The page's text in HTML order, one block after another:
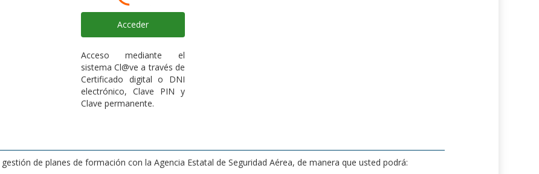
Acceder
Acceso mediante el
sistema Cl@ve a través de
Certificado digital o DNI
electrónico, Clave PIN y
Clave permanente.
de planes de formación con la Agencia Estatal de Seguridad Aérea, de manera que usted podrá: